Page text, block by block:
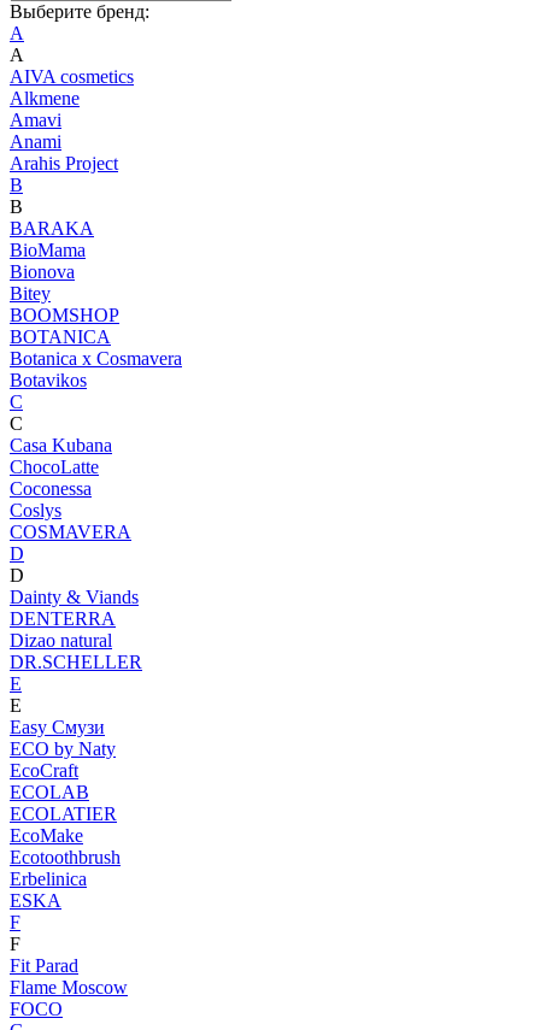
Выберите бренд:
A
A
AIVA cosmetics
Alkmene
Amavi
Anami
Arahis Project
B
B
BARAKA
BioMama
Bionova
Bitey
BOOMSHOP
BOTANICA
Botanica х Cosmavera
Botavikos
C
C
Casa Kubana
ChocoLatte
Coconessa
Coslys
COSMAVERA
D
D
Dainty & Viands
DENTERRA
Dizao natural
DR.SCHELLER
E
E
Easy Смузи
ECO by Naty
EcoCraft
ECOLAB
ECOLATIER
EcoMake
Ecotoothbrush
Erbelinica
ESKA
F
F
Fit Parad
Flame Moscow
FOCO